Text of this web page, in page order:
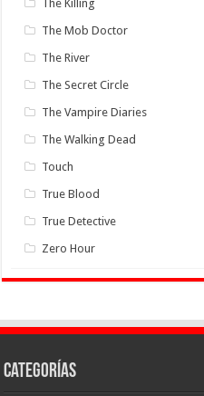
The Killing
The Mob Doctor
The River
The Secret Circle
The Vampire Diaries
The Walking Dead
Touch
True Blood
True Detective
Zero Hour
Categorías